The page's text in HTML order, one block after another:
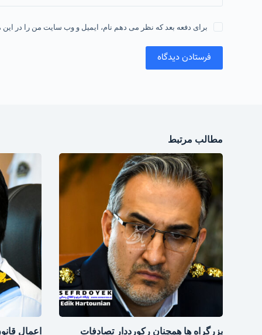
برای دفعه بعد که نظر می دهم نام، ایمیل و وب سایت من را در این
فرستادن دیدگاه
مطالب مرتبط
بزرگراه‌ ها همچنان رکورددار تصادفات